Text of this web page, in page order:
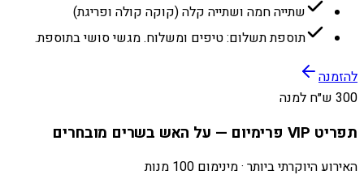
שתייה חמה ושתייה קלה (קוקה קולה ופריגת)
תוספת תשלום: טיפים ומשלוח. מגשי סושי בתוספת.
להזמנה
300 ש״ח למנה
תפריט VIP פרימיום — על האש בשרים מובחרים
האירוע היוקרתי ביותר · מינימום 100 מנות